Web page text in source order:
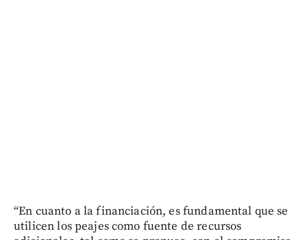
“En cuanto a la financiación, es fundamental que se
utilicen los peajes como fuente de recursos